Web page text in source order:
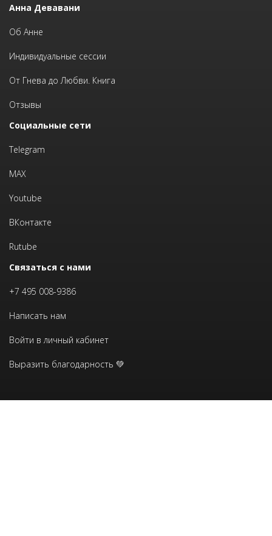
Анна Девавани
Об Анне
Индивидуальные сессии
От Гнева до Любви. Книга
Отзывы
Социальные сети
Telegram
MAX
Youtube
ВКонтакте
Rutube
Связаться с нами
+7 495 008-9386
Написать нам
Войти в личный кабинет
Выразить благодарность 💚